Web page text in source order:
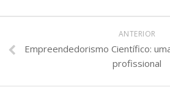
ANTERIOR
Empreendedorismo Científico:
profissional